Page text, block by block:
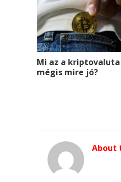
Mi az a kriptovaluta
mégis mire jó?
About